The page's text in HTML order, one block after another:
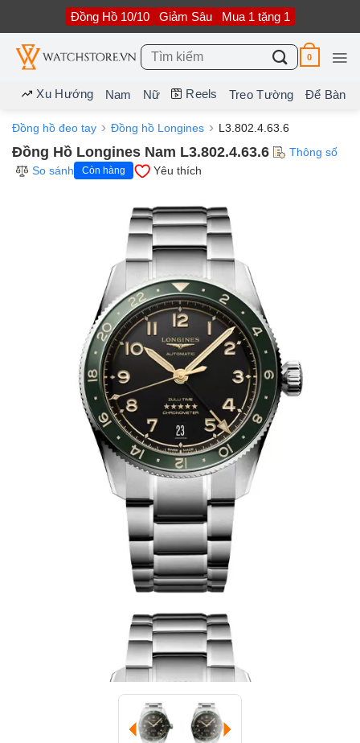
nội
dung
Đồng Hồ 10/10 Giảm Sâu Mua 1 tặng 1
Tìm
kiếm:
0
Xu Hướng Nam Nữ Reels Treo Tường Để Bàn
Đồng hồ đeo tay Đồng hồ Longines L3.802.4.63.6
Đồng Hồ Longines Nam L3.802.4.63.6
Thông số
So sánh
Còn hàng Yêu thích